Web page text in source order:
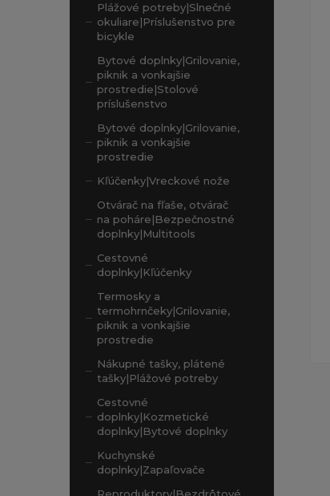
Plážové potreby|Slnečné
okuliare|Príslušenstvo pre
bicykle
Bytové doplnky|Grilovanie,
piknik a vonkajšie
prostredie|Stolové
príslušenstvo
Bytové doplnky|Grilovanie,
piknik a vonkajšie
prostredie
Kľúčenky|Vreckové nože
Otvárač na fľaše, otvárač
na poháre|Bezpečnostné
doplnky|Multitools
Cestovné
doplnky|Kľúčenky
Termosky a
termohrnčeky|Grilovanie,
piknik a vonkajšie
prostredie
Nákupné tašky, plátené
tašky|Plážové potreby
Cestovné
doplnky|Kozmetické
doplnky|Bytové doplnky
Kuchynské
doplnky|Zapaľovače